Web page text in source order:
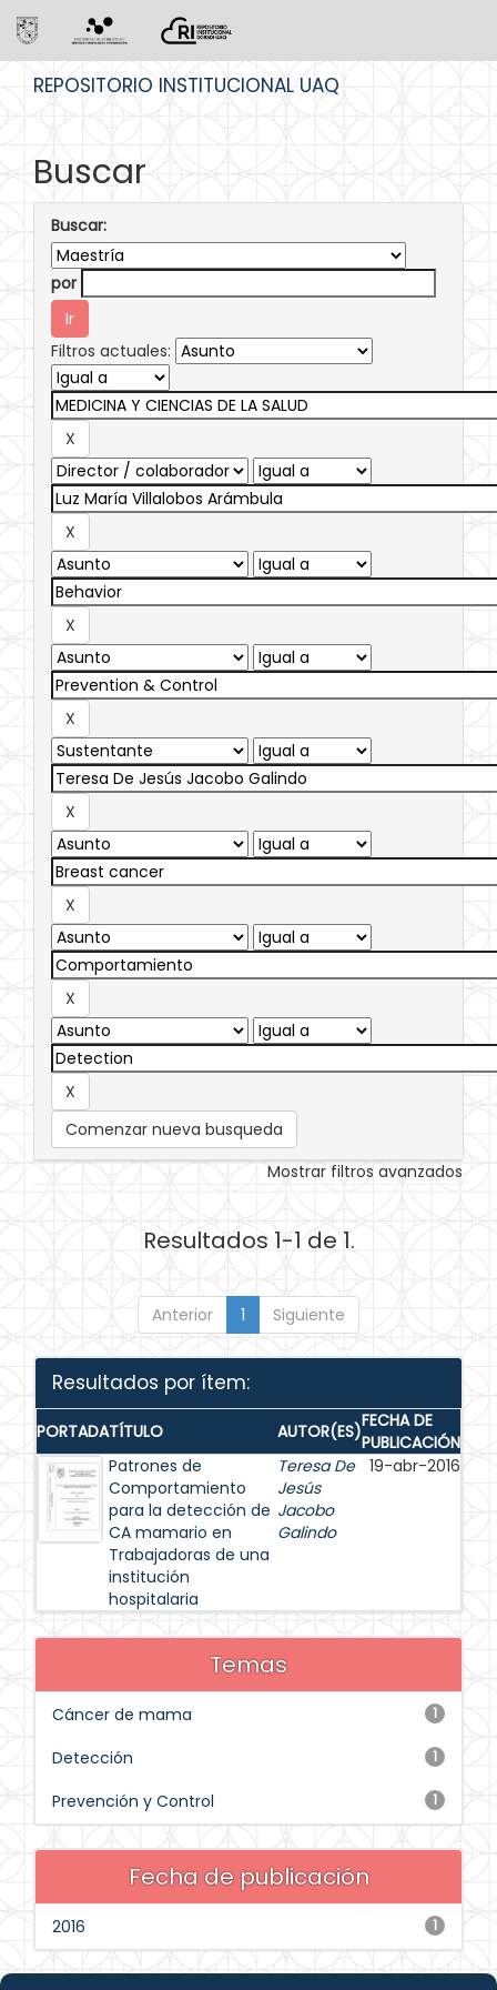
REPOSITORIO INSTITUCIONAL UAQ
Buscar
Buscar:
por
Filtros actuales:
Comenzar nueva busqueda
Mostrar filtros avanzados
Resultados 1-1 de 1.
Anterior 1 Siguiente
Resultados por ítem:
PORTADATÍTULO AUTOR(ES)FECHA DE
PUBLICACIÓN
Patrones de
Comportamiento
para la detección de
CA mamario en
Trabajadoras de una
institución
hospitalaria
Teresa De
Jesús
Jacobo
Galindo
19-abr-2016
Temas
1
Cáncer de mama
1
Detección
1
Prevención y Control
Fecha de publicación
1
2016